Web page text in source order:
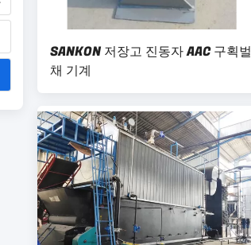
SANKON 저장고 진동자 AAC 구획벌
채 기계